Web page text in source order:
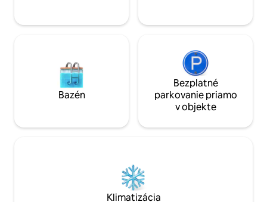
Bazén
Bezplatné
parkovanie priamo
v objekte
Klimatizácia